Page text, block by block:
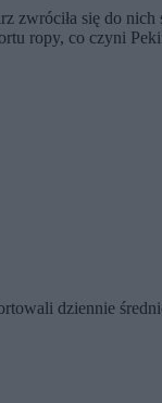
zwróciła się do
ropy, co czyni
dziennie